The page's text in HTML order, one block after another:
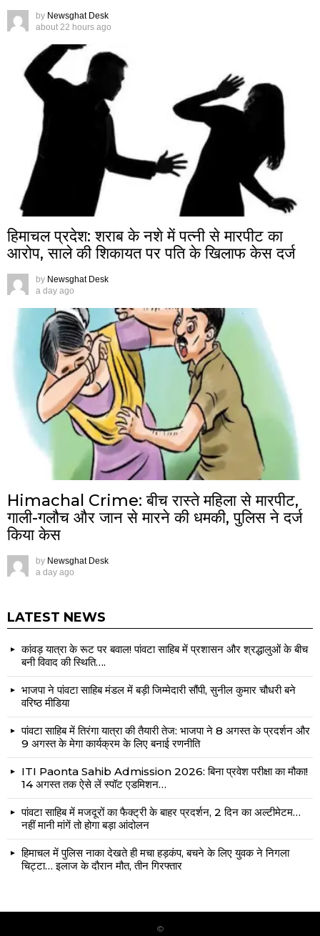
by Newsghat Desk
about 22 hours ago
हिमाचल प्रदेश: शराब के नशे में पत्नी से मारपीट का
आरोप, साले की शिकायत पर पति के खिलाफ केस दर्ज
by Newsghat Desk
a day ago
Himachal Crime: बीच रास्ते महिला से मारपीट,
गाली-गलौच और जान से मारने की धमकी, पुलिस ने दर्ज
किया केस
by Newsghat Desk
a day ago
LATEST NEWS
कांवड़ यात्रा के रूट पर बवाल! पांवटा साहिब में प्रशासन और श्रद्धालुओं के बीच
बनी विवाद की स्थिति….
भाजपा ने पांवटा साहिब मंडल में बड़ी जिम्मेदारी सौंपी, सुनील कुमार चौधरी बने
वरिष्ठ मीडिया
पांवटा साहिब में तिरंगा यात्रा की तैयारी तेज: भाजपा ने 8 अगस्त के प्रदर्शन और
9 अगस्त के मेगा कार्यक्रम के लिए बनाई रणनीति
ITI Paonta Sahib Admission 2026: बिना प्रवेश परीक्षा का मौका!
14 अगस्त तक ऐसे लें स्पॉट एडमिशन…
पांवटा साहिब में मजदूरों का फैक्ट्री के बाहर प्रदर्शन, 2 दिन का अल्टीमेटम…
नहीं मानी मांगें तो होगा बड़ा आंदोलन
हिमाचल में पुलिस नाका देखते ही मचा हड़कंप, बचने के लिए युवक ने निगला
चिट्टा… इलाज के दौरान मौत, तीन गिरफ्तार
©